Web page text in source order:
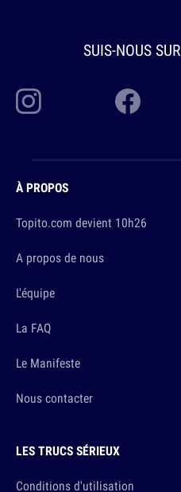
SUIS-NOUS SUR
À PROPOS
Topito.com devient 10h26
A propos de nous
L'équipe
La FAQ
Le Manifeste
Nous contacter
LES TRUCS SÉRIEUX
Conditions d'utilisation